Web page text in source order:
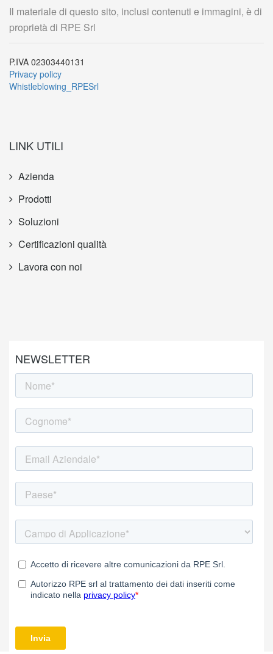
Il materiale di questo sito, inclusi contenuti e immagini, è di
proprietà di RPE Srl
P.IVA 02303440131
Privacy policy
Whistleblowing_RPESrl
LINK UTILI
Azienda
Prodotti
Soluzioni
Certificazioni qualità
Lavora con noi
NEWSLETTER